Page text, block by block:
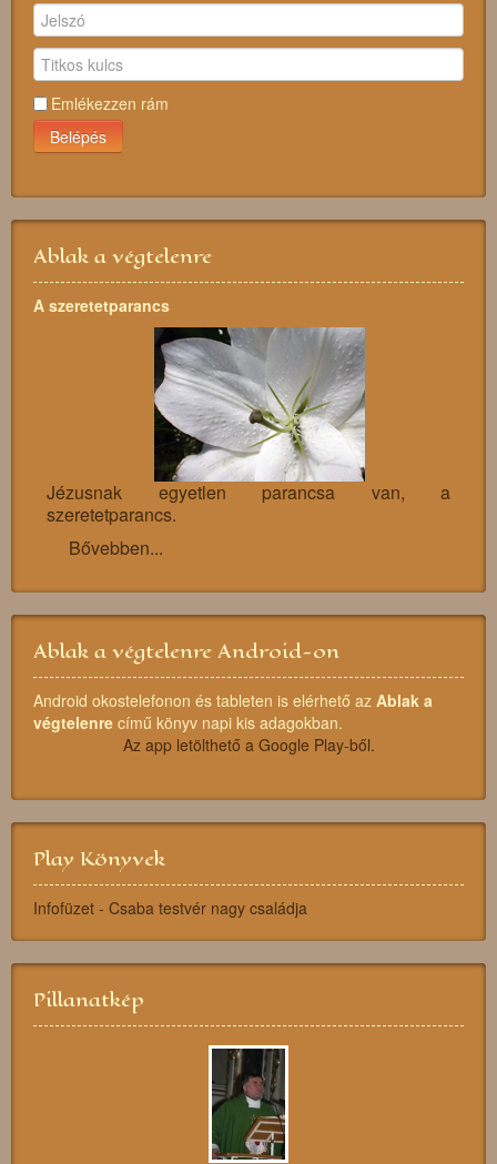
Emlékezzen rám
Belépés
Ablak a végtelenre
A szeretetparancs
Jézusnak egyetlen parancsa van, a
szeretetparancs.
Bővebben...
Ablak a végtelenre Android-on
Android okostelefonon és tableten is elérhető az Ablak a
végtelenre című könyv napi kis adagokban.
Az app letölthető a Google Play-ből.
Play Könyvek
Infofüzet - Csaba testvér nagy családja
Pillanatkép